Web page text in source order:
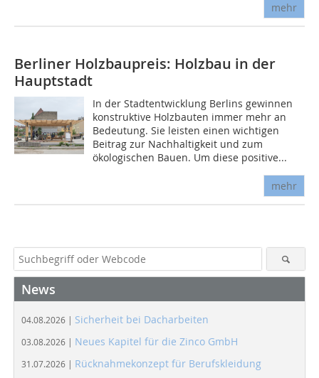
mehr
Berliner Holzbaupreis: Holzbau in der
Hauptstadt
In der Stadtentwicklung Berlins gewinnen
konstruktive Holzbauten immer mehr an
Bedeutung. Sie leisten einen wichtigen
Beitrag zur Nachhaltigkeit und zum
ökologischen Bauen. Um diese positive...
mehr
News
04.08.2026 | Sicherheit bei Dacharbeiten
03.08.2026 | Neues Kapitel für die Zinco GmbH
31.07.2026 | Rücknahmekonzept für Berufskleidung